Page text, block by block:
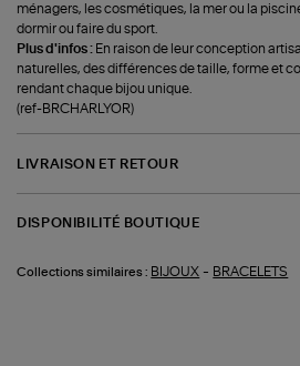
ménagers, les cosmétiques, la mer ou la
dormir ou faire du sport.
Plus d'infos : En raison de leur conception
naturelles, des différences de taille, forme et
rendant chaque bijou unique.
(ref-BRCHARLYOR)
LIVRAISON ET RETOUR
DISPONIBILITÉ BOUTIQUE
Collections similaires : BIJOUX - BRACELETS